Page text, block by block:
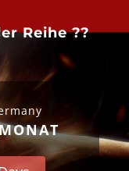
Reihe ??